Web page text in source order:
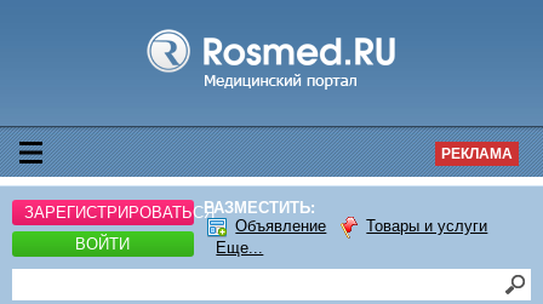
РЕКЛАМА
ЗАРЕГИСТРИРОВАТЬСЯ
ВОЙТИ
РАЗМЕСТИТЬ:
Объявление
Товары и услуги
Еще...